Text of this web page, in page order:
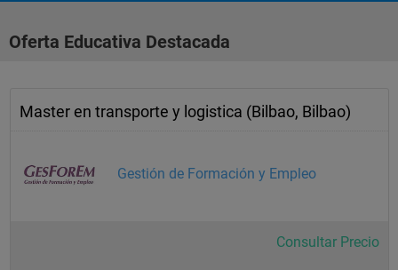
Oferta Educativa Destacada
Master en transporte y logistica (Bilbao, Bilbao)
Gestión de Formación y Empleo
Consultar Precio